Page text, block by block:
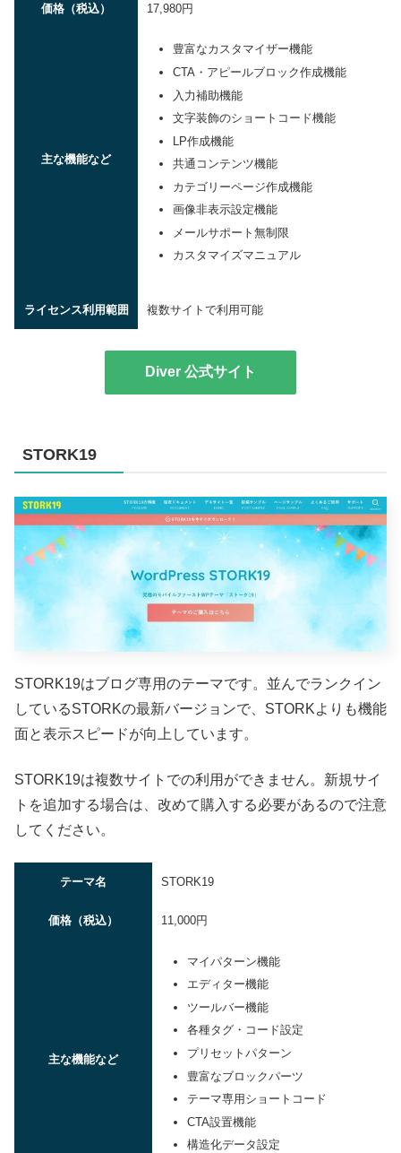
価格（税込） 17,980円
主な機能など
豊富なカスタマイザー機能
CTA・アピールブロック作成機能
入力補助機能
文字装飾のショートコード機能
LP作成機能
共通コンテンツ機能
カテゴリーページ作成機能
画像非表示設定機能
メールサポート無制限
カスタマイズマニュアル
ライセンス利用範囲 複数サイトで利用可能
Diver 公式サイト
STORK19
STORK19はブログ専用のテーマです。並んでランクイン
しているSTORKの最新バージョンで、STORKよりも機能
面と表示スピードが向上しています。
STORK19は複数サイトでの利用ができません。新規サイ
トを追加する場合は、改めて購入する必要があるので注意
してください。
テーマ名 STORK19
価格（税込） 11,000円
主な機能など
マイパターン機能
エディター機能
ツールバー機能
各種タグ・コード設定
プリセットパターン
豊富なブロックパーツ
テーマ専用ショートコード
CTA設置機能
構造化データ設定